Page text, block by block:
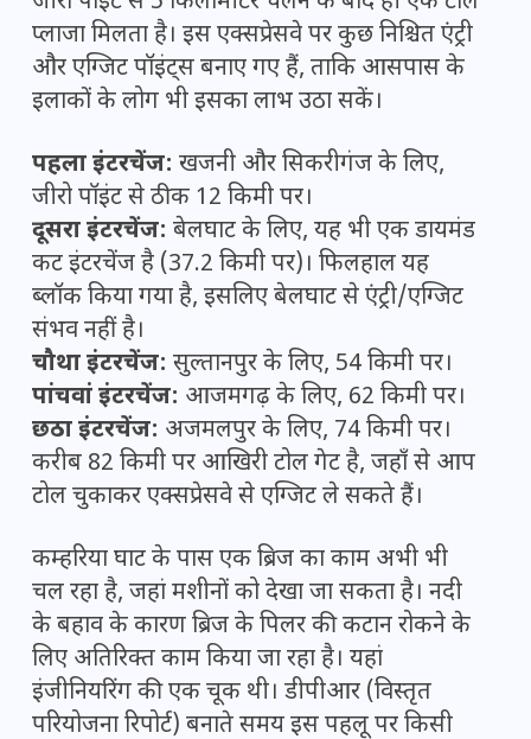
प्लाजा मिलता है। इस एक्सप्रेसवे पर कुछ निश्चित एंट्री
और एग्जिट पॉइंट्स बनाए गए हैं, ताकि आसपास के
इलाकों के लोग भी इसका लाभ उठा सकें।
पहला इंटरचेंज: खजनी और सिकरीगंज के लिए,
जीरो पॉइंट से ठीक 12 किमी पर।
दूसरा इंटरचेंज: बेलघाट के लिए, यह भी एक डायमंड
कट इंटरचेंज है (37.2 किमी पर)। फिलहाल यह
ब्लॉक किया गया है, इसलिए बेलघाट से एंट्री/एग्जिट
संभव नहीं है।
चौथा इंटरचेंज: सुल्तानपुर के लिए, 54 किमी पर।
पांचवां इंटरचेंज: आजमगढ़ के लिए, 62 किमी पर।
छठा इंटरचेंज: अजमलपुर के लिए, 74 किमी पर।
करीब 82 किमी पर आखिरी टोल गेट है, जहाँ से आप
टोल चुकाकर एक्सप्रेसवे से एग्जिट ले सकते हैं।
कम्हरिया घाट के पास एक ब्रिज का काम अभी भी
चल रहा है, जहां मशीनों को देखा जा सकता है। नदी
के बहाव के कारण ब्रिज के पिलर की कटान रोकने के
लिए अतिरिक्त काम किया जा रहा है। यहां
इंजीनियरिंग की एक चूक थी। डीपीआर (विस्तृत
परियोजना रिपोर्ट) बनाते समय इस पहलू पर किसी